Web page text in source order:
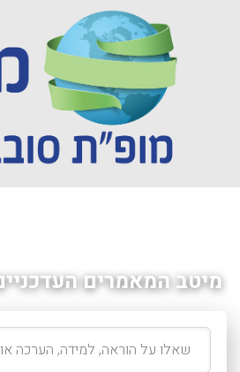
מיטב המאמרים